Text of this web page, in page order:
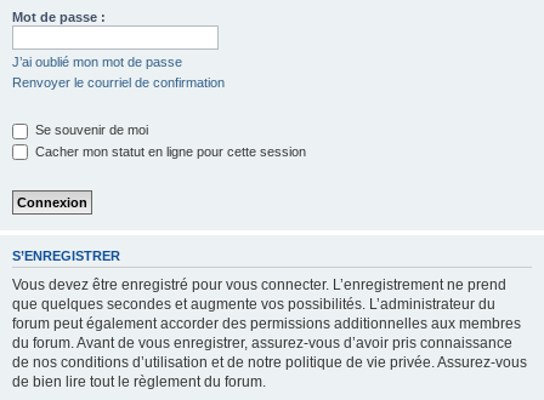
Mot de passe :
J’ai oublié mon mot de passe
Renvoyer le courriel de confirmation
Se souvenir de moi
Cacher mon statut en ligne pour cette session
S’ENREGISTRER
Vous devez être enregistré pour vous connecter. L’enregistrement ne prend
que quelques secondes et augmente vos possibilités. L’administrateur du
forum peut également accorder des permissions additionnelles aux membres
du forum. Avant de vous enregistrer, assurez-vous d’avoir pris connaissance
de nos conditions d’utilisation et de notre politique de vie privée. Assurez-vous
de bien lire tout le règlement du forum.